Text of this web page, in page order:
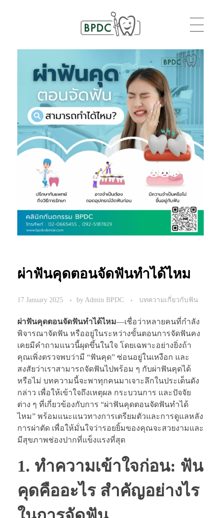
ผ่าฟันคุดตอนจัดฟันทำได้ไหม
17 January 2025 by Admin BPDC บทความเกี่ยวกับฟัน
ผ่าฟันคุดตอนจัดฟันทำได้ไหม—เชื่อว่าหลายคนที่กำลัง
พิจารณาจัดฟัน หรืออยู่ในระหว่างขั้นตอนการจัดฟันคง
เคยมีคำถามแนวนี้ผุดขึ้นในใจ โดยเฉพาะอย่างยิ่งถ้า
คุณเพิ่งตรวจพบว่ามี “ฟันคุด” ซ่อนอยู่ในเหงือก และ
สงสัยว่าเราสามารถจัดฟันไปพร้อม ๆ กับผ่าฟันคุดได้
หรือไม่ บทความนี้จะพาทุกคนมาเจาะลึกในประเด็นดัง
กล่าว เพื่อให้เข้าใจถึงเหตุผล กระบวนการ และปัจจัย
ต่าง ๆ ที่เกี่ยวข้องกับการ “ผ่าฟันคุดตอนจัดฟันทำได้
ไหม” พร้อมแนะแนวทางการเตรียมตัวและการดูแลหลัง
การผ่าตัด เพื่อให้มั่นใจว่ารอยยิ้มของคุณจะสวยงามและ
มีสุขภาพช่องปากที่แข็งแรงที่สุด
1. ทำความเข้าใจก่อน: ฟัน
คุดคืออะไร สำคัญอย่างไร